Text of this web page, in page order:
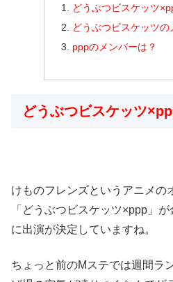
どうぶつビスケッツ
どうぶつビスケッツの
pppのメンバーは？
どうぶつビスケッツ
けものフレンズというアニメの
「どうぶつビスケッツ×ppp」
に出演が決定していますね。
ちょっと前のMステでは週間ラ